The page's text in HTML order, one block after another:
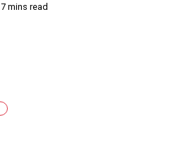
7 mins read